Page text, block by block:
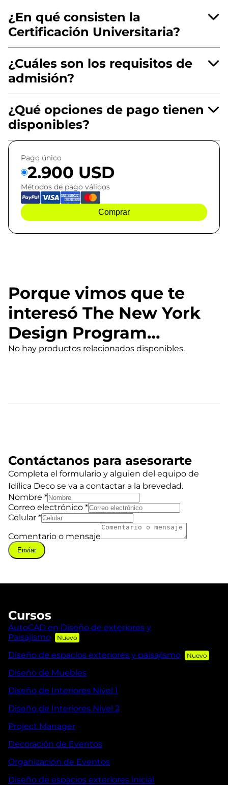
¿En qué consisten la
Certificación Universitaria?
¿Cuáles son los requisitos de
admisión?
¿Qué opciones de pago tienen
disponibles?
Pago único
2.900 USD
Métodos de pago válidos
Comprar
Porque vimos que te
interesó The New York
Design Program…
No hay productos relacionados disponibles.
Contáctanos para asesorarte
Completa el formulario y alguien del equipo de
Idílica Deco se va a contactar a la brevedad.
Nombre *
Correo electrónico *
Celular *
Comentario o mensaje
Enviar
Cursos
AutoCAD en Diseño de exteriores y
Paisajismo
Diseño de espacios exteriores y paisajismo
Diseño de Muebles
Diseño de Interiores Nivel 1
Diseño de Interiores Nivel 2
Project Manager
Decoración de Eventos
Organización de Eventos
Diseño de espacios exteriores inicial